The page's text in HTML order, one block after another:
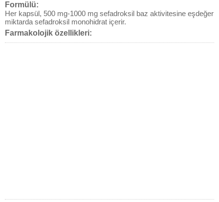
Formülü:
Her kapsül, 500 mg-1000 mg sefadroksil baz aktivitesine eşdeğer
miktarda sefadroksil monohidrat içerir.
Farmakolojik özellikleri: